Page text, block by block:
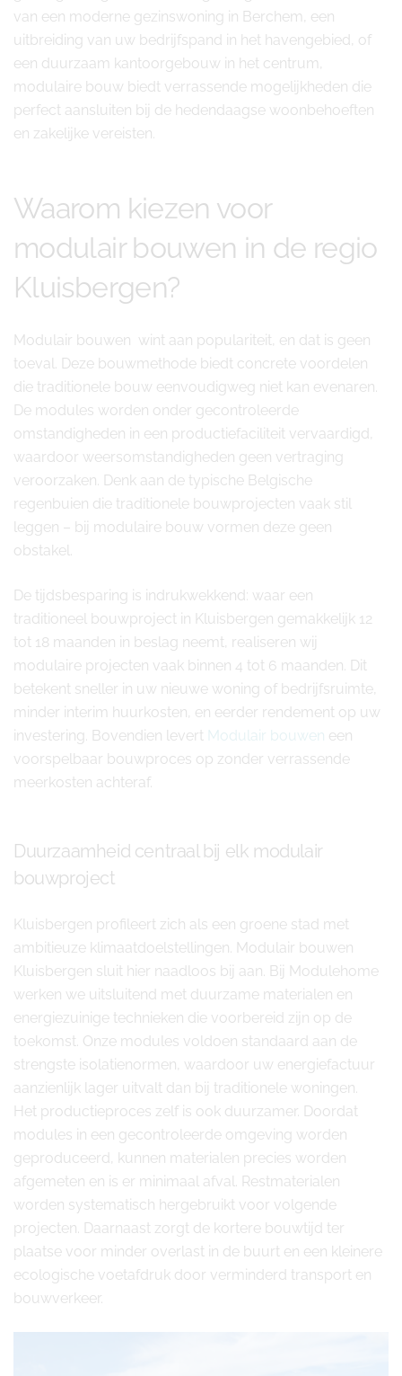
van een moderne gezinswoning in Berchem, een
uitbreiding van uw bedrijfspand in het havengebied, of
een duurzaam kantoorgebouw in het centrum,
modulaire bouw biedt verrassende mogelijkheden die
perfect aansluiten bij de hedendaagse woonbehoeften
en zakelijke vereisten.
Waarom kiezen voor
modulair bouwen in de regio
Kluisbergen?
Modulair bouwen wint aan populariteit, en dat is geen
toeval. Deze bouwmethode biedt concrete voordelen
die traditionele bouw eenvoudigweg niet kan evenaren.
De modules worden onder gecontroleerde
omstandigheden in een productiefaciliteit vervaardigd,
waardoor weersomstandigheden geen vertraging
veroorzaken. Denk aan de typische Belgische
regenbuien die traditionele bouwprojecten vaak stil
leggen – bij modulaire bouw vormen deze geen
obstakel.
De tijdsbesparing is indrukwekkend: waar een
traditioneel bouwproject in Kluisbergen gemakkelijk 12
tot 18 maanden in beslag neemt, realiseren wij
modulaire projecten vaak binnen 4 tot 6 maanden. Dit
betekent sneller in uw nieuwe woning of bedrijfsruimte,
minder interim huurkosten, en eerder rendement op uw
investering. Bovendien levert Modulair bouwen een
voorspelbaar bouwproces op zonder verrassende
meerkosten achteraf.
Duurzaamheid centraal bij elk modulair
bouwproject
Kluisbergen profileert zich als een groene stad met
ambitieuze klimaatdoelstellingen. Modulair bouwen
Kluisbergen sluit hier naadloos bij aan. Bij Modulehome
werken we uitsluitend met duurzame materialen en
energiezuinige technieken die voorbereid zijn op de
toekomst. Onze modules voldoen standaard aan de
strengste isolatienormen, waardoor uw energiefactuur
aanzienlijk lager uitvalt dan bij traditionele woningen.
Het productieproces zelf is ook duurzamer. Doordat
modules in een gecontroleerde omgeving worden
geproduceerd, kunnen materialen precies worden
afgemeten en is er minimaal afval. Restmaterialen
worden systematisch hergebruikt voor volgende
projecten. Daarnaast zorgt de kortere bouwtijd ter
plaatse voor minder overlast in de buurt en een kleinere
ecologische voetafdruk door verminderd transport en
bouwverkeer.